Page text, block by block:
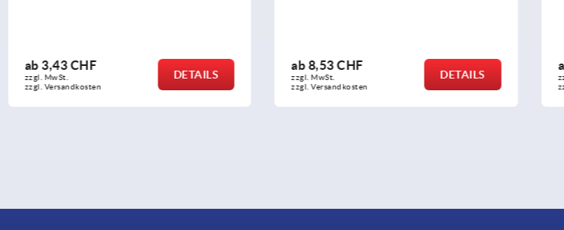
ab8,53 CHF
zzgl. MwSt.
zzgl. Versandkosten
DETAILS
ab3,12 CHF
zzgl. MwSt.
zzgl. Versandkosten
DETAILS